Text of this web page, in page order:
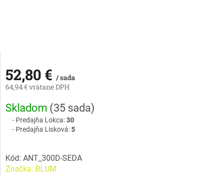
52,80 € / sada
64,94 € vrátane DPH
Jednotková
cena:
Skladom (35 sada)
Predajňa Lokca:30
Predajňa Lisková:5
Kód: ANT_300D-SEDA
Značka: BLUM